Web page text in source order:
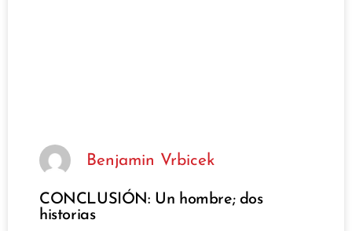
Benjamin Vrbicek
CONCLUSIÓN: Un hombre; dos
historias